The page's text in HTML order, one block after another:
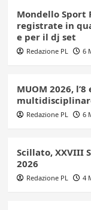
Mondello Sport
registrate in
e per il dj set
Redazione PL 6
MUOM 2026,
Redazione PL 6
Scillato, XXVIII
2026
Redazione PL 4